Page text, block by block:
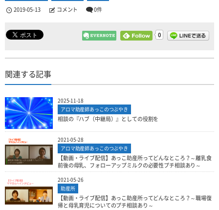
2019-05-13
コメント 0件
0
関連する記事
2025-11-18
アロマ助産師あっこのつぶやき
相談の『ハブ（中継局）』としての役割を
2021-05-28
アロマ助産師あっこのつぶやき
【動画・ライブ配信】あっこ助産所ってどんなところ？～離乳食
前後の母乳、フォローアップミルクの必要性プチ相談あり～
2021-05-26
助産所
【動画・ライブ配信】あっこ助産所ってどんなところ？～職場復
帰と母乳育児についてのプチ相談あり～